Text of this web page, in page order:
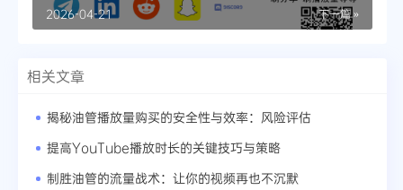
下一篇 »
2026-04-21
相关文章
揭秘油管播放量购买的安全性与效率：风险评估
提高YouTube播放时长的关键技巧与策略
制胜油管的流量战术：让你的视频再也不沉默